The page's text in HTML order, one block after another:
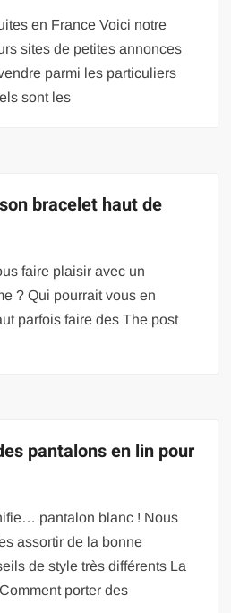
en France Voici notre
sites de petites annonces
parmi les particuliers
sont les
bracelet haut de
faire plaisir avec un
? Qui pourrait vous en
parfois faire des The post
pantalons en lin pour
pantalon blanc ! Nous
assortir de la bonne
de style très différents La
porter des